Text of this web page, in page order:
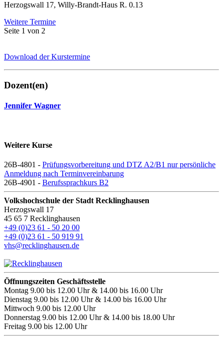
Herzogswall 17, Willy-Brandt-Haus R. 0.13
Weitere Termine
Seite 1 von 2
Download der Kurstermine
Dozent(en)
Jennifer Wagner
Weitere Kurse
26B-4801 - Prüfungsvorbereitung und DTZ A2/B1 nur persönliche
Anmeldung nach Terminvereinbarung
26B-4901 - Berufssprachkurs B2
Volkshochschule der Stadt Recklinghausen
Herzogswall 17
45 65 7 Recklinghausen
+49 (0)23 61 - 50 20 00
+49 (0)23 61 - 50 919 91
vhs@recklinghausen.de
Öffnungszeiten Geschäftsstelle
Montag 9.00 bis 12.00 Uhr & 14.00 bis 16.00 Uhr
Dienstag 9.00 bis 12.00 Uhr & 14.00 bis 16.00 Uhr
Mittwoch 9.00 bis 12.00 Uhr
Donnerstag 9.00 bis 12.00 Uhr & 14.00 bis 18.00 Uhr
Freitag 9.00 bis 12.00 Uhr